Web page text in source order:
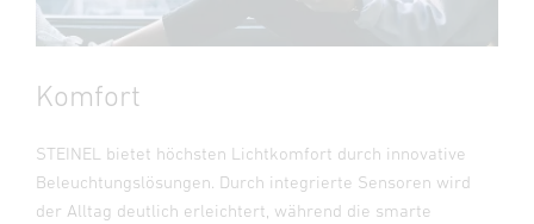
Komfort
STEINEL bietet höchsten Lichtkomfort durch innovative
Beleuchtungslösungen. Durch integrierte Sensoren wird
der Alltag deutlich erleichtert, während die smarte